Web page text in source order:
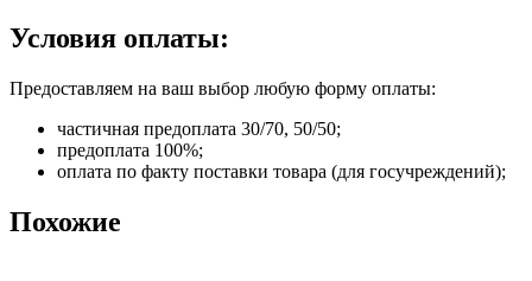
Условия оплаты:
Предоставляем на ваш выбор любую форму оплаты:
частичная предоплата 30/70, 50/50;
предоплата 100%;
оплата по факту поставки товара (для госучреждений);
Похожие